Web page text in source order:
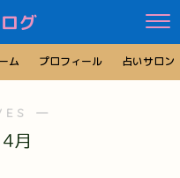
グ
ム プロフィール 占いサロン
―
月